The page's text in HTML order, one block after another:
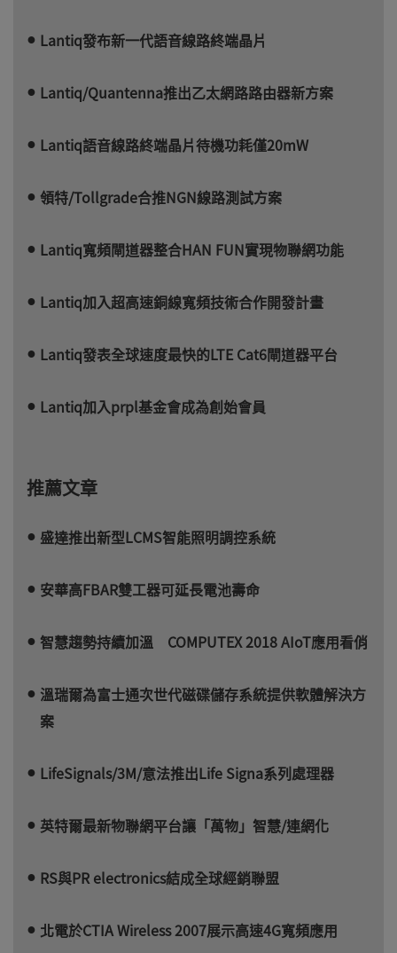
Lantiq發布新一代語音線路終端晶片
Lantiq/Quantenna推出乙太網路路由器新方案
Lantiq語音線路終端晶片待機功耗僅20mW
領特/Tollgrade合推NGN線路測試方案
Lantiq寬頻閘道器整合HAN FUN實現物聯網功能
Lantiq加入超高速銅線寬頻技術合作開發計畫
Lantiq發表全球速度最快的LTE Cat6閘道器平台
Lantiq加入prpl基金會成為創始會員
推薦文章
盛達推出新型LCMS智能照明調控系統
安華高FBAR雙工器可延長電池壽命
智慧趨勢持續加溫 COMPUTEX 2018 AIoT應用看俏
溫瑞爾為富士通次世代磁碟儲存系統提供軟體解決方
案
LifeSignals/3M/意法推出Life Signa系列處理器
英特爾最新物聯網平台讓「萬物」智慧/連網化
RS與PR electronics結成全球經銷聯盟
北電於CTIA Wireless 2007展示高速4G寬頻應用